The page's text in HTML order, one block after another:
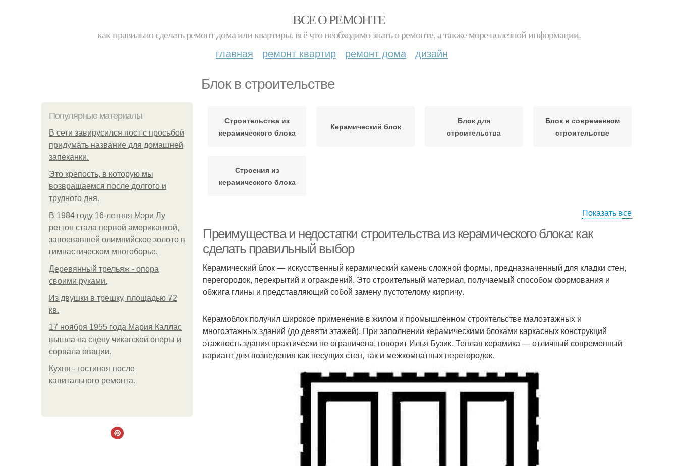
ВСЕ О РЕМОНТЕ
как правильно сделать ремонт дома или квартиры. всё что необходимо знать о ремонте, а также море полезной информации.
главная ремонт квартир ремонт дома дизайн
Блок в строительстве
Популярные материалы
В сети завирусился пост с просьбой
придумать название для домашней
запеканки.
Это крепость, в которую мы
возвращаемся после долгого и
трудного дня.
В 1984 году 16-летняя Мэри Лу
реттон стала первой американкой,
завоевавшей олимпийское золото в
гимнастическом многоборье.
Деревянный трельяж - опора
своими руками.
Из двушки в трешку, площадью 72
кв.
17 ноября 1955 года Мария Каллас
вышла на сцену чикагской оперы и
сорвала овации.
Кухня - гостиная после
капитального ремонта.
Строительства из
керамического блока
Керамический блок
Блок для
строительства
Блок в современном
строительстве
Строения из
керамического блока
Показать все
Преимущества и недостатки строительства из керамического блока: как
сделать правильный выбор
Керамический блок — искусственный керамический камень сложной формы, предназначенный для кладки стен,
перегородок, перекрытий и ограждений. Это строительный материал, получаемый способом формования и
обжига глины и представляющий собой замену пустотелому кирпичу.
Керамоблок получил широкое применение в жилом и промышленном строительстве малоэтажных и
многоэтажных зданий (до девяти этажей). При заполнении керамическими блоками каркасных конструкций
этажность здания практически не ограничена, говорит Илья Бузик. Теплая керамика — отличный современный
вариант для возведения как несущих стен, так и межкомнатных перегородок.